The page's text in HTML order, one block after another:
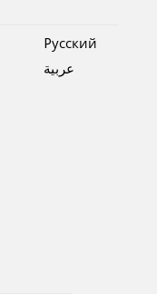
Pусский
عربية